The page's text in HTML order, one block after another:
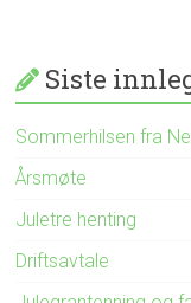
Siste
Sommerhilsen fra
Årsmøte
Juletre henting
Driftsavtale